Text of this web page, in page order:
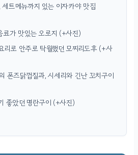
트메뉴까지 있는 이자카야 맛집
료가 맛있는 오로지 (+사진)
리로 안주로 탁월했던 모찌리도후 (+사
폰즈닭껍질과, 시세리와 긴난 꼬치구이
좋았던 명란구이 (+사진)